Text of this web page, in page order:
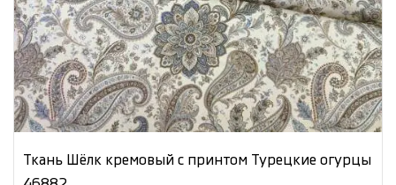
Ткань Шёлк кремовый с принтом Турецкие огурцы